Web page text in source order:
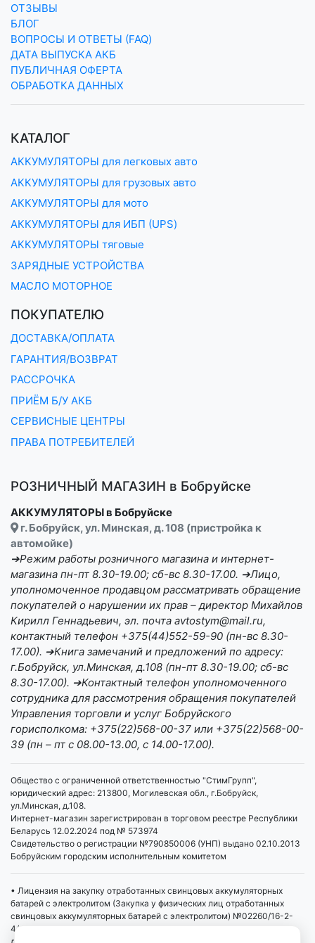
ОТЗЫВЫ
БЛОГ
ВОПРОСЫ И ОТВЕТЫ (FAQ)
ДАТА ВЫПУСКА АКБ
ПУБЛИЧНАЯ ОФЕРТА
ОБРАБОТКА ДАННЫХ
КАТАЛОГ
АККУМУЛЯТОРЫ для легковых авто
АККУМУЛЯТОРЫ для грузовых авто
АККУМУЛЯТОРЫ для мото
АККУМУЛЯТОРЫ для ИБП (UPS)
АККУМУЛЯТОРЫ тяговые
ЗАРЯДНЫЕ УСТРОЙСТВА
МАСЛО МОТОРНОЕ
ПОКУПАТЕЛЮ
ДОСТАВКА/ОПЛАТА
ГАРАНТИЯ/ВОЗВРАТ
РАССРОЧКА
ПРИЁМ Б/У АКБ
СЕРВИСНЫЕ ЦЕНТРЫ
ПРАВА ПОТРЕБИТЕЛЕЙ
РОЗНИЧНЫЙ МАГАЗИН в Бобруйске
АККУМУЛЯТОРЫ в Бобруйске
г. Бобруйск, ул. Минская, д. 108 (пристройка к
автомойке)
➔Режим работы розничного магазина и интернет-
магазина пн-пт 8.30-19.00; сб-вс 8.30-17.00. ➔Лицо,
уполномоченное продавцом рассматривать обращение
покупателей о нарушении их прав – директор Михайлов
Кирилл Геннадьевич, эл. почта avtostym@mail.ru,
контактный телефон +375(44)552-59-90 (пн-вс 8.30-
17.00). ➔Книга замечаний и предложений по адресу:
г.Бобруйск, ул.Минская, д.108 (пн-пт 8.30-19.00; сб-вс
8.30-17.00). ➔Контактный телефон уполномоченного
сотрудника для рассмотрения обращения покупателей
Управления торговли и услуг Бобруйского
горисполкома: +375(22)568-00-37 или +375(22)568-00-
39 (пн – пт с 08.00-13.00, с 14.00-17.00).
Общество с ограниченной ответственностью "СтимГрупп",
юридический адрес: 213800, Могилевская обл., г.Бобруйск,
ул.Минская, д.108.
Интернет-магазин зарегистрирован в торговом реестре Республики
Беларусь 12.02.2024 под № 573974
Свидетельство о регистрации №790850006 (УНП) выдано 02.10.2013
Бобруйским городским исполнительным комитетом
• Лицензия на закупку отработанных свинцовых аккумуляторных
батарей с электролитом (Закупка у физических лиц отработанных
свинцовых аккумуляторных батарей с электролитом) №02260/16-2-
4/4 от 01.04.2019 выдана Министерством промышленности РБ,